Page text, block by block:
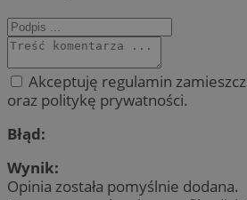
Akceptuję regulamin
oraz politykę prywatności.
Błąd:
Wynik:
Opinia została pomyślnie dodana.